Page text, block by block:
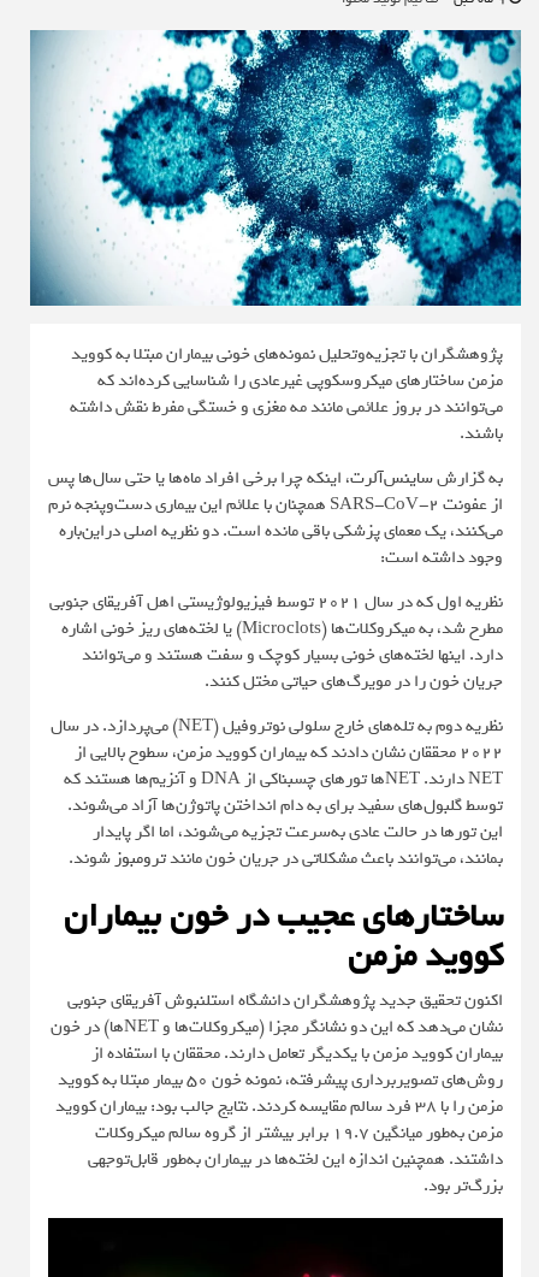
پژوهشگران با تجزیه‌وتحلیل نمونه‌های خونی بیماران مبتلا به کووید
مزمن ساختارهای میکروسکوپی غیرعادی را شناسایی کرده‌اند که
می‌توانند در بروز علائمی مانند مه مغزی و خستگی مفرط نقش داشته
باشند.
به گزارشساینس‌آلرت، اینکه چرا برخی افراد ماه‌ها یا حتی سال‌ها پس
از عفونت SARS-CoV-2 همچنان با علائم این بیماری دست‌وپنجه نرم
می‌کنند، یک معمای پزشکی باقی مانده است. دو نظریه اصلی دراین‌باره
وجود داشته است:
نظریه اول که در سال ۲۰۲۱ توسط فیزیولوژیستی اهل آفریقای جنوبی
مطرح شد، به میکروکلات‌ها (Microclots) یا لخته‌های ریز خونی اشاره
دارد. اینها لخته‌های خونی بسیار کوچک و سفت هستند و می‌توانند
جریان خون را در مویرگ‌های حیاتی مختل کنند.
نظریه دوم به تله‌های خارج سلولی نوتروفیل (NET) می‌پردازد. در سال
۲۰۲۲ محققان نشان دادند که بیماران کووید مزمن، سطوح بالایی از
NET دارند. NETها تورهای چسبناکی از DNA و آنزیم‌ها هستند که
توسط گلبول‌های سفید برای به دام انداختن پاتوژن‌ها آزاد می‌شوند.
این تورها در حالت عادی به‌سرعت تجزیه می‌شوند، اما اگر پایدار
بمانند، می‌توانند باعث مشکلاتی در جریان خون مانندترومبوزشوند.
ساختارهای عجیب در خون بیماران
کووید مزمن
اکنون تحقیق جدید پژوهشگران دانشگاه استلنبوش آفریقای جنوبی
نشان می‌دهد که این دو نشانگر مجزا (میکروکلات‌ها و NETها) در خون
بیماران کووید مزمن با یکدیگر تعامل دارند. محققان با استفاده از
روش‌های تصویربرداری پیشرفته، نمونه خون ۵۰ بیمار مبتلا به کووید
مزمن را با ۳۸ فرد سالم مقایسه کردند. نتایج جالب بود: بیماران کووید
مزمن به‌طور میانگین ۱۹.۷ برابر بیشتر از گروه سالم میکروکلات
داشتند. همچنین اندازه این لخته‌ها در بیماران به‌طور قابل‌توجهی
بزرگ‌تر بود.